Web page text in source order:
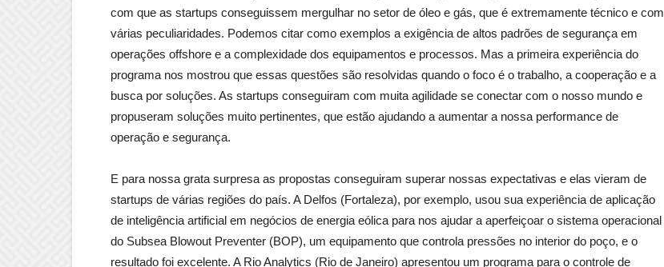
com que as startups conseguissem mergulhar no setor de óleo e gás, que é extremamente técnico e com
várias peculiaridades. Podemos citar como exemplos a exigência de altos padrões de segurança em
operações offshore e a complexidade dos equipamentos e processos. Mas a primeira experiência do
programa nos mostrou que essas questões são resolvidas quando o foco é o trabalho, a cooperação e a
busca por soluções. As startups conseguiram com muita agilidade se conectar com o nosso mundo e
propuseram soluções muito pertinentes, que estão ajudando a aumentar a nossa performance de
operação e segurança.
E para nossa grata surpresa as propostas conseguiram superar nossas expectativas e elas vieram de
startups de várias regiões do país. A Delfos (Fortaleza), por exemplo, usou sua experiência de aplicação
de inteligência artificial em negócios de energia eólica para nos ajudar a aperfeiçoar o sistema operacional
do Subsea Blowout Preventer (BOP), um equipamento que controla pressões no interior do poço, e o
resultado foi excelente. A Rio Analytics (Rio de Janeiro) apresentou um programa para o controle de